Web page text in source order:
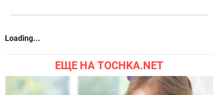
Loading...
ЕЩЕ НА TOCHKA.NET